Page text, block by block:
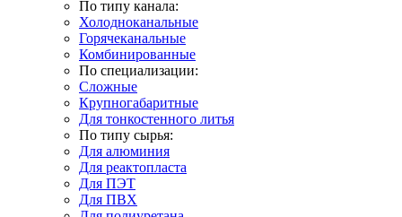
По типу канала:
Холодноканальные
Горячеканальные
Комбинированные
По специализации:
Сложные
Крупногабаритные
Для тонкостенного литья
По типу сырья:
Для алюминия
Для реактопласта
Для ПЭТ
Для ПВХ